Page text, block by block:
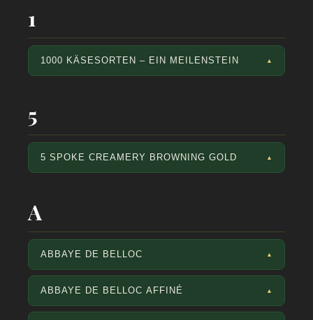
1
1000 KÄSESORTEN – EIN MEILENSTEIN ▲
5
5 SPOKE CREAMERY BROWNING GOLD ▲
A
ABBAYE DE BELLOC ▲
ABBAYE DE BELLOC AFFINÉ ▲